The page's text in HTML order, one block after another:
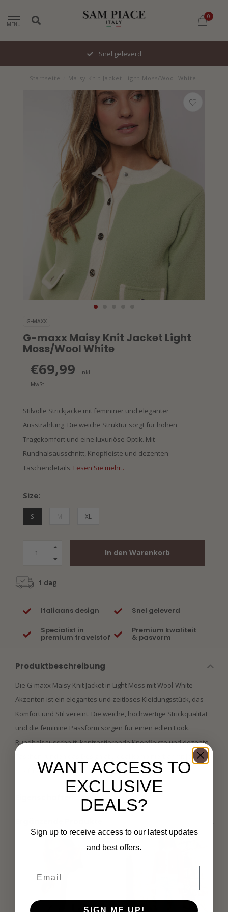
MENU
0
Snel geleverd
Startseite Maisy Knit Jacket Light Moss/Wool White
G-MAXX
G-maxx Maisy Knit Jacket Light
Moss/Wool White
€69,99
Inkl.
MwSt.
Stilvolle Strickjacke mit femininer und eleganter
Ausstrahlung. Die weiche Struktur sorgt für hohen
Tragekomfort und eine luxuriöse Optik. Mit
Rundhalsausschnitt, Knopfleiste und dezenten
Taschendetails. Lesen Sie mehr..
Size:
S XL
In den Warenkorb
1 dag
Italiaans design Snel geleverd
Specialist in
premium travelstof
Premium kwaliteit
& pasvorm
Produktbeschreibung
Die G-maxx Maisy Knit Jacket in Light Moss mit Wool-White-
Akzenten ist ein elegantes und zeitloses Kleidungsstück, das
Komfort und Stil vereint. Die weiche, hochwertige Strickqualität
und die feminine Passform sorgen für einen edlen Look.
Rundhalsausschnitt, kontrastierende Knopfleiste und dezente
Taschen runden das Design ab. Ideal kombinierbar mit Jeans,
Stoffhose oder Rock.
WANT ACCESS TO
EXCLUSIVE
DEALS?
Sign up to receive access to our latest updates
and best offers.
SIGN ME UP!